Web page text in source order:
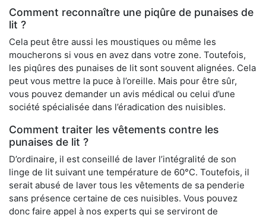
Comment reconnaître une piqûre de punaises de
lit ?
Cela peut être aussi les moustiques ou même les
moucherons si vous en avez dans votre zone. Toutefois,
les piqûres des punaises de lit sont souvent alignées. Cela
peut vous mettre la puce à l’oreille. Mais pour être sûr,
vous pouvez demander un avis médical ou celui d’une
société spécialisée dans l’éradication des nuisibles.
Comment traiter les vêtements contre les
punaises de lit ?
D’ordinaire, il est conseillé de laver l’intégralité de son
linge de lit suivant une température de 60°C. Toutefois, il
serait abusé de laver tous les vêtements de sa penderie
sans présence certaine de ces nuisibles. Vous pouvez
donc faire appel à nos experts qui se serviront de